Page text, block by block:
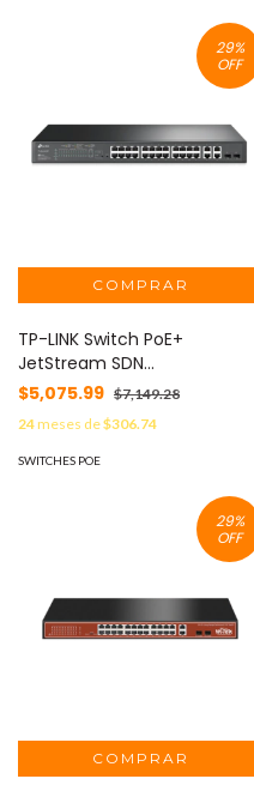
29%
OFF
TP-LINK Switch PoE+
JetStream SDN
Administrable 24 puertos
10/100 Mbps + 2 puertos
10/100/1000 Mbps (Uplink) + 2
puertos SFP (combo 2 RJ45
administración centralizada
OMADA SDN MOD: TL-
$5,075.99 $7,149.28
24meses de$306.74
SWITCHES POE
29%
OFF